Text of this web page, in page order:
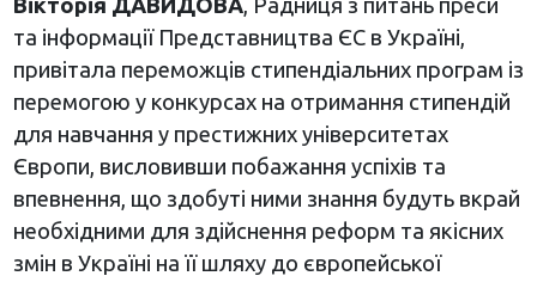
Вікторія ДАВИДОВА, Радниця з питань преси
та інформації Представництва ЄС в Україні,
привітала переможців стипендіальних програм із
перемогою у конкурсах на отримання стипендій
для навчання у престижних університетах
Європи, висловивши побажання успіхів та
впевнення, що здобуті ними знання будуть вкрай
необхідними для здійснення реформ та якісних
змін в Україні на її шляху до європейської